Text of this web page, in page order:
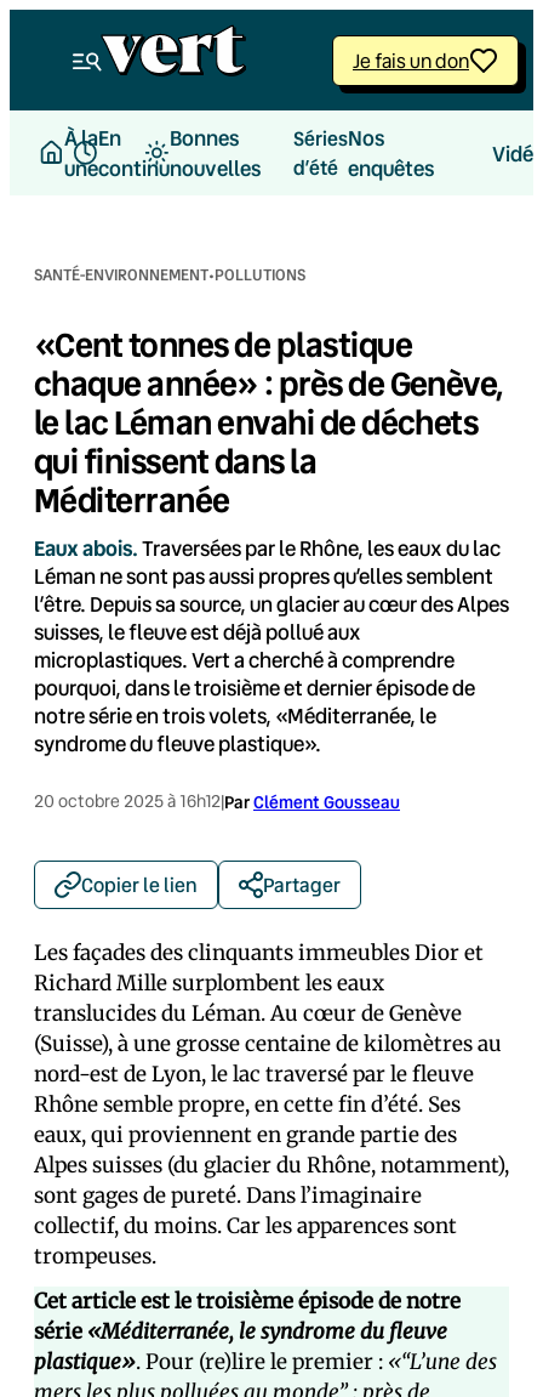
Je fais un don
À la
une
En
continu
Bonnes
nouvelles
Séries
d’été
Nos
enquêtes
SANTÉ-ENVIRONNEMENT·POLLUTIONS
«Cent tonnes de plastique
chaque année» : près de Genève,
le lac Léman envahi de déchets
qui finissent dans la
Méditerranée
Eaux abois.Traversées par le Rhône, les eaux du lac
Léman ne sont pas aussi propres qu’elles semblent
l’être. Depuis sa source, un glacier au cœur des Alpes
suisses, le fleuve est déjà pollué aux
microplastiques. Vert a cherché à comprendre
pourquoi, dans le troisième et dernier épisode de
notre série en trois volets, «Méditerranée, le
syndrome du fleuve plastique».
20 octobre 2025 à 16h12|ParClément Gousseau
Copier le lien Partager
Les façades des clinquants immeubles Dior et
Richard Mille surplombent les eaux
translucides du Léman. Au cœur de Genève
(Suisse), à une grosse centaine de kilomètres au
nord-est de Lyon, le lac traversé par le fleuve
Rhône semble propre, en cette fin d’été. Ses
eaux, qui proviennent en grande partie des
Alpes suisses (du glacier du Rhône, notamment),
sont gages de pureté. Dans l’imaginaire
collectif, du moins. Car les apparences sont
trompeuses.
Cet article est le troisième épisode de notre
série «Méditerranée, le syndrome du fleuve
plastique». Pour (re)lire le premier : «“L’une des